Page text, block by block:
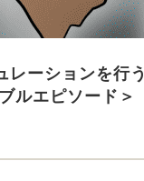
レーションを
ルエピソード＞